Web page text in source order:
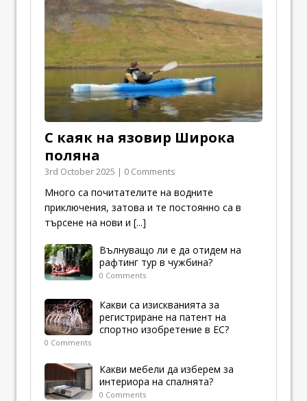
С каяк на язовир Широка
поляна
3rd October 2025 | 0 Comments
Много са почитателите на водните
приключения, затова и те постоянно са в
търсене на нови и [...]
Вълнуващо ли е да отидем на
рафтинг тур в чужбина?
0 Comments
Какви са изискванията за
регистриране на патент на
спортно изобретение в ЕС?
0 Comments
Какви мебели да изберем за
интериора на спалнята?
0 Comments